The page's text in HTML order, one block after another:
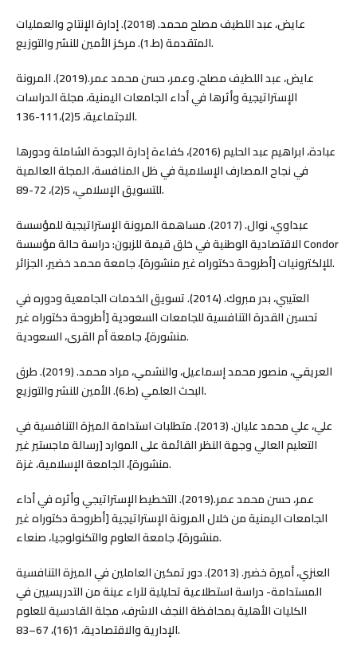
عايض، عبد اللطيف مصلح محمد. (2018). إدارة الإنتاج والعمليات
المتقدمة (ط.1). مركز الأمين للنشر والتوزيع.
عايض، عبد اللطيف مصلح، وعمر، حسن محمد عمر.(2019). المرونة
الإستراتيجية وأثرها في أداء الجامعات اليمنية، مجلة الدراسات
الاجتماعية، 5(2)،111-136.
عبادة، ابراهيم عبد الحليم (2016)، كفاءة إدارة الجودة الشاملة ودورها
في نجاح المصارف الإسلامية في ظل المنافسة، المجلة العالمية
للتسويق الإسلامي، 5(2)، 72-89.
عبداوي، نوال. (2017). مساهمة المرونة الإستراتيجية للمؤسسة
الاقتصادية الوطنية في خلق قيمة للزبون: دراسة حالة مؤسسة Condor
للإلكترونيات [أطروحة دكتوراه غير منشورة]، جامعة محمد خضير، الجزائر.
العتيبي، بدر مبروك. (2014). تسويق الخدمات الجامعية ودوره في
تحسين القدرة التنافسية للجامعات السعودية [أطروحة دكتوراه غير
منشورة]، جامعة أم القرى، السعودية.
العريقي، منصور محمد إسماعيل، والنشمي، مراد محمد. (2019). طرق
البحث العلمي (ط.6). الأمين للنشر والتوزيع.
علي، علي محمد عليان. (2013). متطلبات استدامة الميزة التنافسية في
التعليم العالي وجهة النظر القائمة على الموارد [رسالة ماجستير غير
منشورة]، الجامعة الإسلامية، غزة.
عمر، حسن محمد عمر.(2019). التخطيط الإستراتيجي وأثره في أداء
الجامعات اليمنية من خلال المرونة الإستراتيجية [أطروحة دكتوراه غير
منشورة]، جامعة العلوم والتكنولوجيا، صنعاء.
العنزي، أميرة خضير. (2013). دور تمكين العاملين في الميزة التنافسية
المستدامة- دراسة استطلاعية تحليلية لآراء عينة من التدريسيين في
الكليات الأهلية بمحافظة النجف الاشرف، مجلة القادسية للعلوم
الإدارية والاقتصادية، 1(16)، 67–83.